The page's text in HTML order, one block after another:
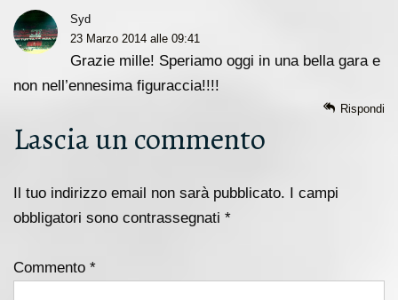
Syd
23 Marzo 2014 alle 09:41
Grazie mille! Speriamo oggi in una bella gara e
non nell’ennesima figuraccia!!!!
Rispondi
Lascia un commento
Il tuo indirizzo email non sarà pubblicato. I campi
obbligatori sono contrassegnati *
Commento *